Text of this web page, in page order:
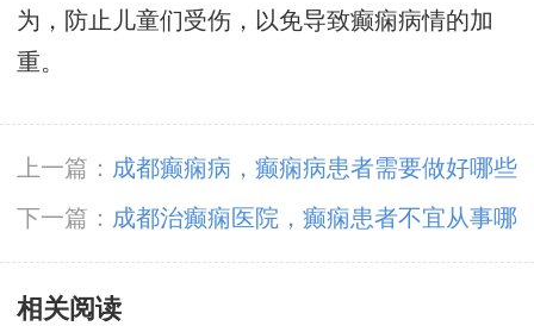
为，防止儿童们受伤，以免导致癫痫病情的加
重。
上一篇： 成都癫痫病，癫痫病患者需要做好哪些
预防措施?
下一篇： 成都治癫痫医院，癫痫患者不宜从事哪
种工作?
相关阅读